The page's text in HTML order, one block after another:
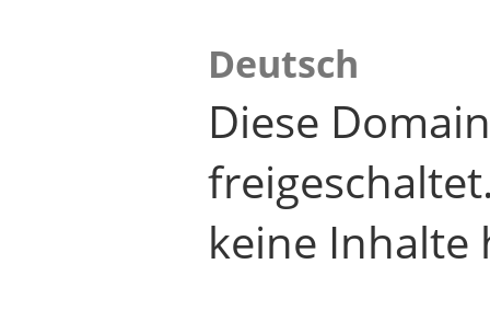
Deutsch
Diese
keine Inhalte